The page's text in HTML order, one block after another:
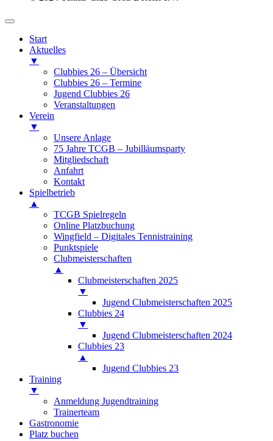
Start
Aktuelles
▼
Clubbies 26 – Übersicht
Clubbies 26 – Termine
Jugend Clubbies 26
Veranstaltungen
Verein
▼
Unsere Anlage
75 Jahre TCGB – Jubilläumsparty
Mitgliedschaft
Anfahrt
Kontakt
Spielbetrieb
▲
TCGB Spielregeln
Online Platzbuchung
Wingfield – Digitales Tennistraining
Punktspiele
Clubmeisterschaften
▲
Clubmeisterschaften 2025
▼
Jugend Clubmeisterschaften 2025
Clubbies 24
▼
Jugend Clubmeisterschaften 2024
Clubbies 23
▲
Jugend Clubbies 23
Training
▼
Anmeldung Jugendtraining
Trainerteam
Gastronomie
Platz buchen